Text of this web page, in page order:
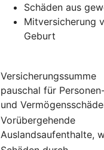
Schäden aus
Mitversicherung
Geburt
Versicherungssumme
pauschal für
und
Vorübergehende
Auslandsaufenthalte,